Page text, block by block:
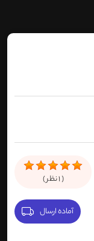
(
1نظر )
آماده ارسال